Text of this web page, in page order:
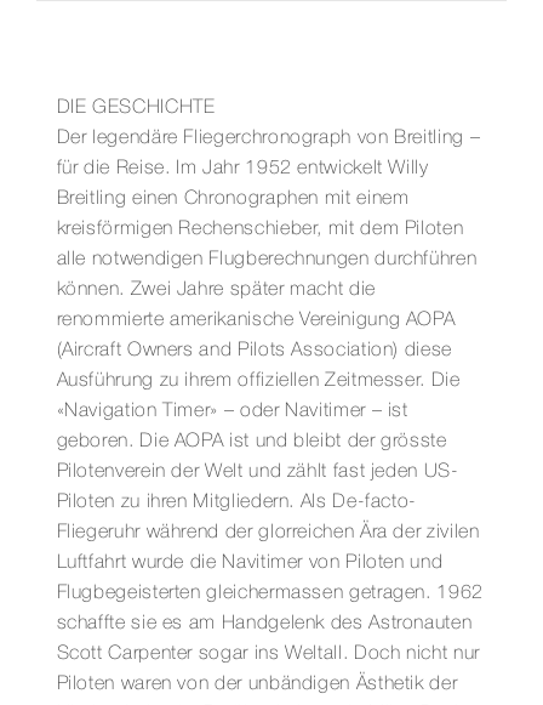
DIE GESCHICHTE
Der legendäre Fliegerchronograph von Breitling –
für die Reise. Im Jahr 1952 entwickelt Willy
Breitling einen Chronographen mit einem
kreisförmigen Rechenschieber, mit dem Piloten
alle notwendigen Flugberechnungen durchführen
können. Zwei Jahre später macht die
renommierte amerikanische Vereinigung AOPA
(Aircraft Owners and Pilots Association) diese
Ausführung zu ihrem offiziellen Zeitmesser. Die
«Navigation Timer» – oder Navitimer – ist
geboren. Die AOPA ist und bleibt der grösste
Pilotenverein der Welt und zählt fast jeden US-
Piloten zu ihren Mitgliedern. Als De-facto-
Fliegeruhr während der glorreichen Ära der zivilen
Luftfahrt wurde die Navitimer von Piloten und
Flugbegeisterten gleichermassen getragen. 1962
schaffte sie es am Handgelenk des Astronauten
Scott Carpenter sogar ins Weltall. Doch nicht nur
Piloten waren von der unbändigen Ästhetik der